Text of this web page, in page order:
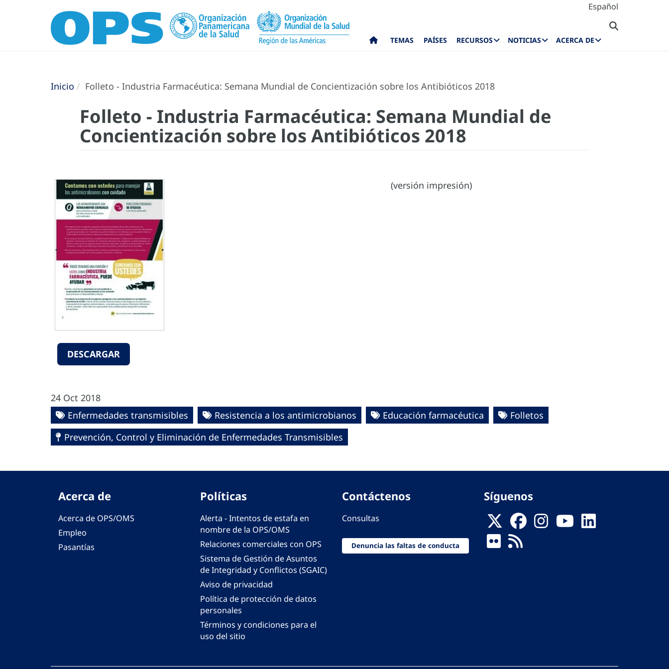
Español
TEMAS PAÍSES RECURSOS NOTICIAS ACERCA DE
Inicio Folleto - Industria Farmacéutica: Semana Mundial de Concientización sobre los Antibióticos 2018
Folleto - Industria Farmacéutica: Semana Mundial de
Concientización sobre los Antibióticos 2018
DESCARGAR
(versión impresión)
24 Oct 2018
Enfermedades transmisibles
Resistencia a los antimicrobianos Educación farmacéutica
Folletos
Prevención, Control y Eliminación de Enfermedades Transmisibles
Acerca de
Acerca de OPS/OMS
Empleo
Pasantías
Políticas
Alerta - Intentos de estafa en
nombre de la OPS/OMS
Relaciones comerciales con OPS
Sistema de Gestión de Asuntos
de Integridad y Conflictos (SGAIC)
Aviso de privacidad
Política de protección de datos
personales
Términos y condiciones para el
uso del sitio
Contáctenos
Consultas
Denuncia las faltas de conducta
Síguenos